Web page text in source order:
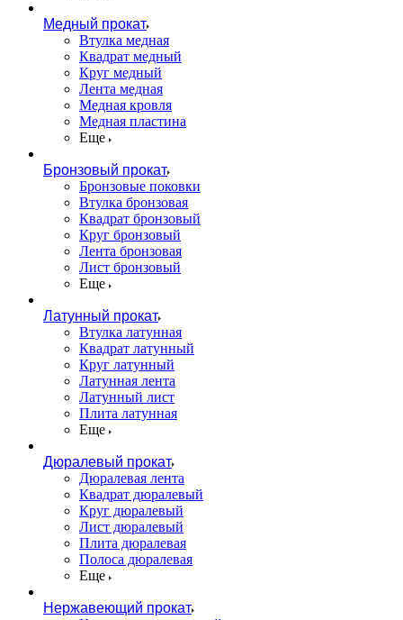
Медный прокат
Втулка медная
Квадрат медный
Круг медный
Лента медная
Медная кровля
Медная пластина
Еще
Бронзовый прокат
Бронзовые поковки
Втулка бронзовая
Квадрат бронзовый
Круг бронзовый
Лента бронзовая
Лист бронзовый
Еще
Латунный прокат
Втулка латунная
Квадрат латунный
Круг латунный
Латунная лента
Латунный лист
Плита латунная
Еще
Дюралевый прокат
Дюралевая лента
Квадрат дюралевый
Круг дюралевый
Лист дюралевый
Плита дюралевая
Полоса дюралевая
Еще
Нержавеющий прокат